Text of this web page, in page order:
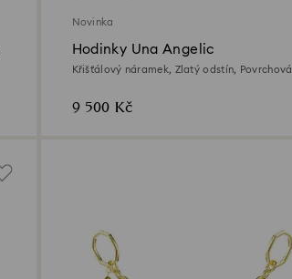
Novinka
Hodinky Una Angelic
Křišťálový náramek, Zlatý odstín, Povrchová
9 500 Kč